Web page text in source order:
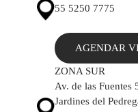
55 5250 7775
AGENDAR
ZONA SUR
Av. de las Fuentes
Jardines del